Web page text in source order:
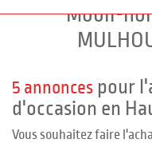
Mobil-
5 annonces pour
d'occasion en
Vous souhaitez faire